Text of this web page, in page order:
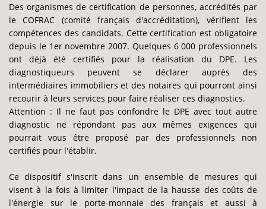
Des organismes de certification de personnes, accrédités par
le COFRAC (comité français d'accréditation), vérifient les
compétences des candidats. Cette certification est obligatoire
depuis le 1er novembre 2007. Quelques 6 000 professionnels
ont déjà été certifiés pour la réalisation du DPE. Les
diagnostiqueurs peuvent se déclarer auprès des
intermédiaires immobiliers et des notaires qui pourront ainsi
recourir à leurs services pour faire réaliser ces diagnostics.
Attention : Il ne faut pas confondre le DPE avec tout autre
diagnostic ne répondant pas aux mêmes exigences qui
pourrait vous être proposé par des professionnels non
certifiés pour l'établir.
Ce dispositif s'inscrit dans un ensemble de mesures qui
visent à la fois à limiter l'impact de la hausse des coûts de
l'énergie sur le porte-monnaie des français et aussi à